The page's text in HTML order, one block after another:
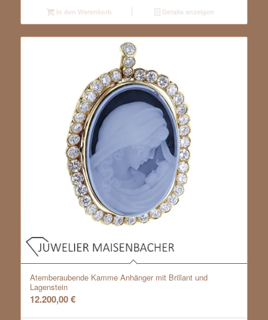
In den Warenkorb Details anzeigen
Atemberaubende Kamme Anhänger mit Brillant und
Lagenstein
12.200,00€